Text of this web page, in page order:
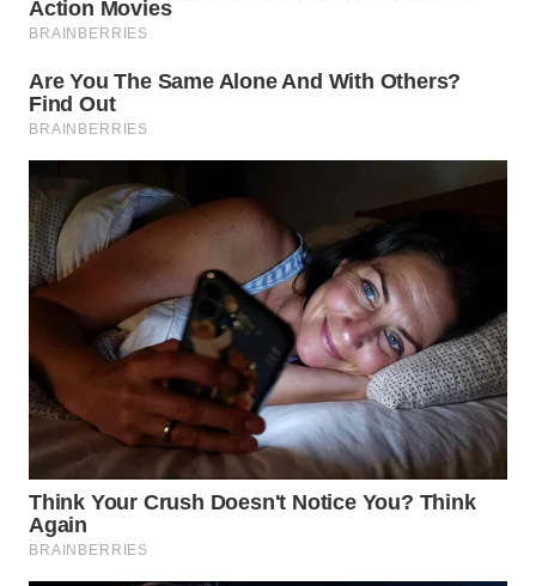
TINGGI
WN
PAKPAK
WN
KARAWANG
WN
BEKASI
WN
DEPOK
WN
TAPANULI